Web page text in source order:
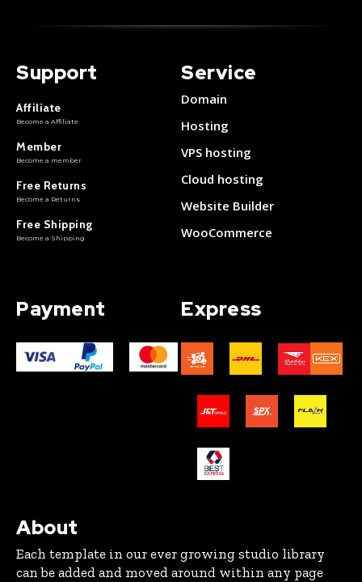
Support
Affiliate
Become a Affiliate
Member
Become a member
Free Returns
Become a Returns
Free Shipping
Become a Shipping
Service
Domain
Hosting
VPS hosting
Cloud hosting
Website Builder
WooCommerce
Payment Express
About
Each template in our ever growing studio library
can be added and moved around within any page